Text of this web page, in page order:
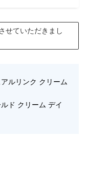
せていただきまし
ルリンク クリーム
ド クリーム デイ